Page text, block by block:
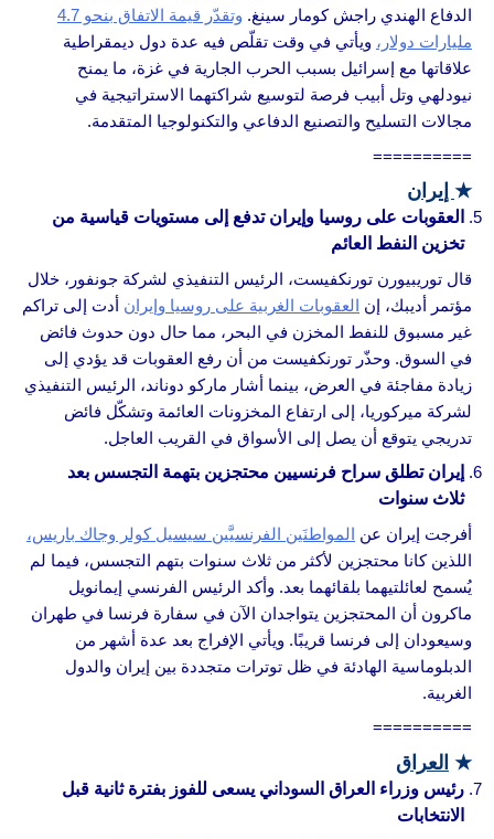
الدفاع الهندي راجش كومار سينغ.
وتقدّر قيمة الاتفاق بنحو 4.7
مليارات دولار، ويأتي في وقت تقلّص فيه عدة دول ديمقراطية
علاقاتها مع إسرائيل بسبب الحرب الجارية في غزة، ما يمنح
نيودلهي وتل أبيب فرصة لتوسيع شراكتهما الاستراتيجية في
مجالات التسليح والتصنيع الدفاعي والتكنولوجيا المتقدمة.
==========
★ إيران
العقوبات على روسيا وإيران تدفع إلى مستويات قياسية من
تخزين النفط العائم
قال توريبيورن تورنكفيست، الرئيس التنفيذي لشركة جونفور، خلال
مؤتمر أديبك، إن العقوبات الغربية على روسيا وإيران أدت إلى تراكم
غير مسبوق للنفط المخزن في البحر، مما حال دون حدوث فائض
في السوق. وحذّر تورنكفيست من أن رفع العقوبات قد يؤدي إلى
زيادة مفاجئة في العرض، بينما أشار ماركو دوناند، الرئيس التنفيذي
لشركة ميركوريا، إلى ارتفاع المخزونات العائمة وتشكّل فائض
تدريجي يتوقع أن يصل إلى الأسواق في القريب العاجل.
إيران تطلق سراح فرنسيين محتجزين بتهمة التجسس بعد
ثلاث سنوات
أفرجت إيران عن المواطنَين الفرنسيَّين سيسيل كولر وجاك باريس،
اللذين كانا محتجزين لأكثر من ثلاث سنوات بتهم التجسس، فيما لم
يُسمح لعائلتيهما بلقائهما بعد. وأكد الرئيس الفرنسي إيمانويل
ماكرون أن المحتجزين يتواجدان الآن في سفارة فرنسا في طهران
وسيعودان إلى فرنسا قريبًا. ويأتي الإفراج بعد عدة أشهر من
الدبلوماسية الهادئة في ظل توترات متجددة بين إيران والدول
الغربية.
==========
★ العراق
رئيس وزراء العراق السوداني يسعى للفوز بفترة ثانية قبل
الانتخابات